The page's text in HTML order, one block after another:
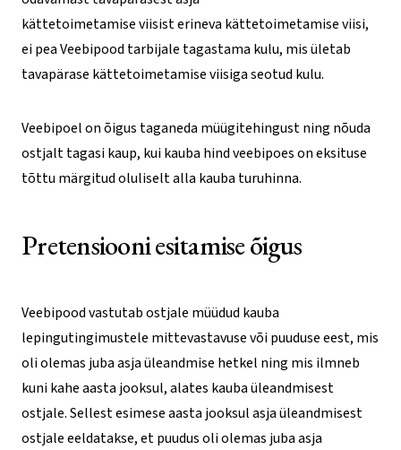
kättetoimetamise viisist erineva kättetoimetamise viisi,
ei pea Veebipood tarbijale tagastama kulu, mis ületab
tavapärase kättetoimetamise viisiga seotud kulu.
Veebipoel on õigus taganeda müügitehingust ning nõuda
ostjalt tagasi kaup, kui kauba hind veebipoes on eksituse
tõttu märgitud oluliselt alla kauba turuhinna.
Pretensiooni esitamise õigus
Veebipood vastutab ostjale müüdud kauba
lepingutingimustele mittevastavuse või puuduse eest, mis
oli olemas juba asja üleandmise hetkel ning mis ilmneb
kuni kahe aasta jooksul, alates kauba üleandmisest
ostjale. Sellest esimese aasta jooksul asja üleandmisest
ostjale eeldatakse, et puudus oli olemas juba asja